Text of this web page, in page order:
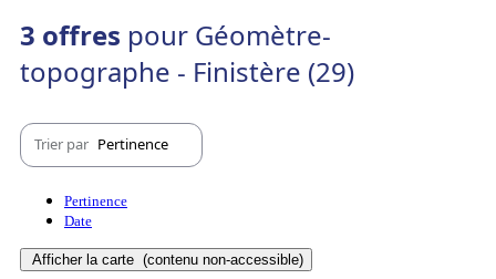
3 offres pour Géomètre-
topographe - Finistère (29)
Trier par Pertinence
Pertinence
Date
Afficher la carte (contenu non-accessible)